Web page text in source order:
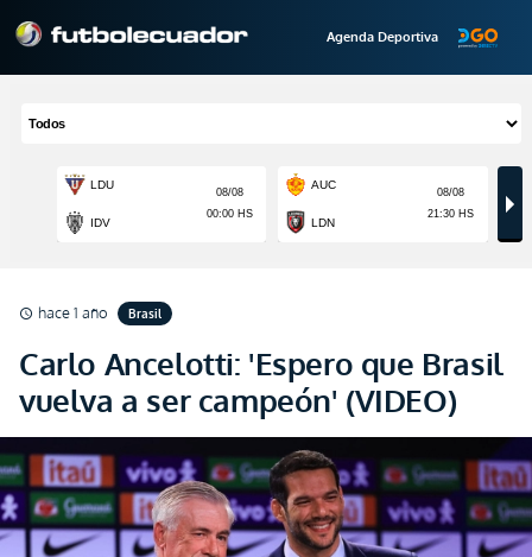
Agenda Deportiva
schedule hace 1 año Brasil
Carlo Ancelotti: 'Espero que Brasil
vuelva a ser campeón' (VIDEO)